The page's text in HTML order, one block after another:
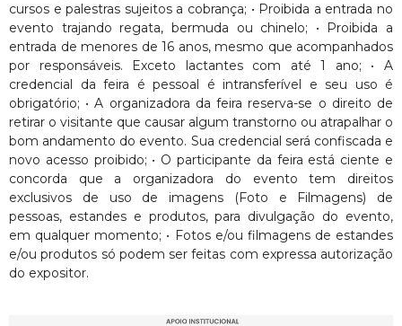
cursos e palestras sujeitos a cobrança; • Proibida a entrada no
evento trajando regata, bermuda ou chinelo; • Proibida a
entrada de menores de 16 anos, mesmo que acompanhados
por responsáveis. Exceto lactantes com até 1 ano; • A
credencial da feira é pessoal é intransferível e seu uso é
obrigatório; • A organizadora da feira reserva-se o direito de
retirar o visitante que causar algum transtorno ou atrapalhar o
bom andamento do evento. Sua credencial será confiscada e
novo acesso proibido; • O participante da feira está ciente e
concorda que a organizadora do evento tem direitos
exclusivos de uso de imagens (Foto e Filmagens) de
pessoas, estandes e produtos, para divulgação do evento,
em qualquer momento; • Fotos e/ou filmagens de estandes
e/ou produtos só podem ser feitas com expressa autorização
do expositor.